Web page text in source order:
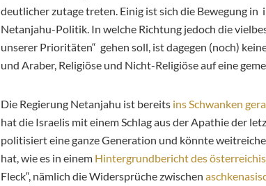
deutlicher zutage treten. Einig ist sich die Bewegung
Netanjahu-Politik. In welche Richtung jedoch die
unserer Prioritäten“ gehen soll, ist dagegen (noch)
und Araber, Religiöse und Nicht-Religiöse auf eine
Die Regierung Netanjahu ist bereits ins Schwanken
hat die Israelis mit einem Schlag aus der Apathie der
politisiert eine ganze Generation und könnte
hat, wie es in einem Hintergrundbericht des
Fleck“, nämlich die Widersprüche zwischen